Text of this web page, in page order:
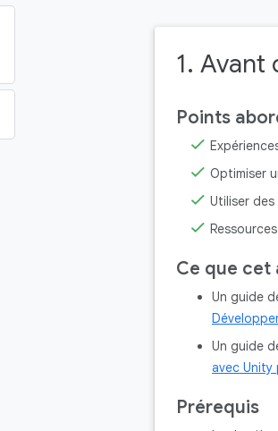
1. Avant
Points
Optimiser
Utiliser
Ce que cet
Un guide
Un guide
avec Unity
Prérequis